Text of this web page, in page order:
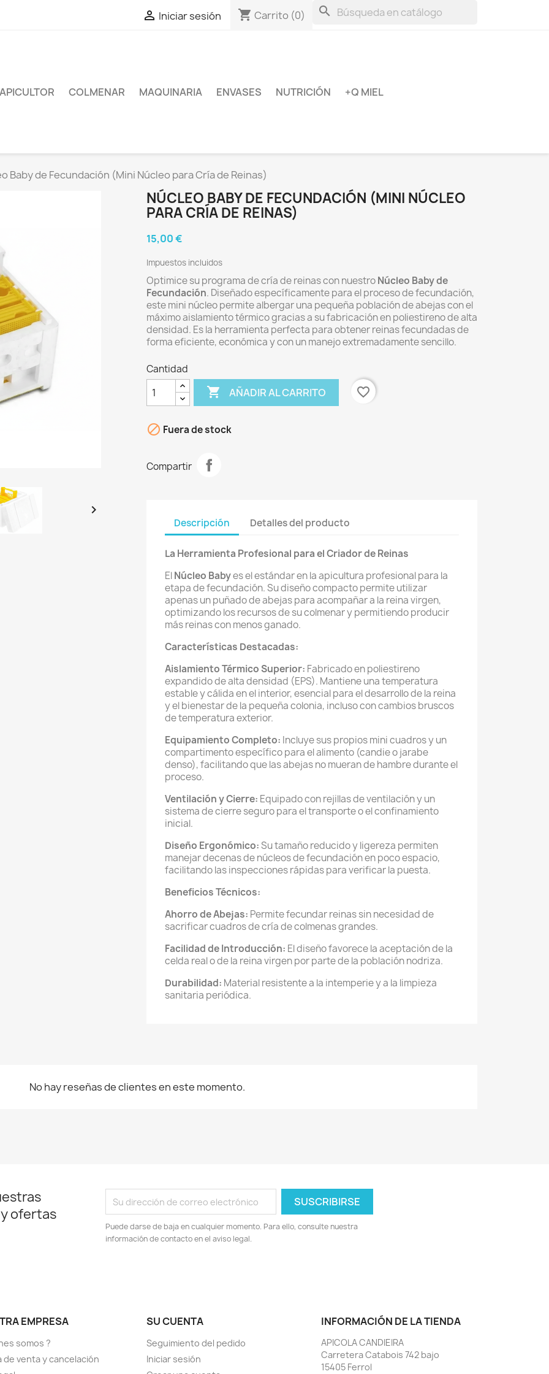
 Iniciar sesión shopping_cart Carrito (0) search
APICULTOR COLMENAR MAQUINARIA ENVASES NUTRICIÓN +Q MIEL
Baby de Fecundación (Mini Núcleo para Cría de Reinas)

NÚCLEO BABY DE FECUNDACIÓN (MINI NÚCLEO
PARA CRÍA DE REINAS)
15,00 €
Impuestos incluidos
Optimice su programa de cría de reinas con nuestroNúcleo Baby de
Fecundación. Diseñado específicamente para el proceso de fecundación,
este mini núcleo permite albergar una pequeña población de abejas con el
máximo aislamiento térmico gracias a su fabricación en poliestireno de alta
densidad. Es la herramienta perfecta para obtener reinas fecundadas de
forma eficiente, económica y con un manejo extremadamente sencillo.
Cantidad
 AÑADIR AL CARRITO favorite_border
 Fuera de stock
Compartir
Descripción Detalles del producto
La Herramienta Profesional para el Criador de Reinas
ElNúcleo Babyes el estándar en la apicultura profesional para la
etapa de fecundación. Su diseño compacto permite utilizar
apenas un puñado de abejas para acompañar a la reina virgen,
optimizando los recursos de su colmenar y permitiendo producir
más reinas con menos ganado.
Características Destacadas:
Aislamiento Térmico Superior: Fabricado en poliestireno
expandido de alta densidad (EPS). Mantiene una temperatura
estable y cálida en el interior, esencial para el desarrollo de la reina
y el bienestar de la pequeña colonia, incluso con cambios bruscos
de temperatura exterior.
Equipamiento Completo: Incluye sus propios mini cuadros y un
compartimento específico para el alimento (candie o jarabe
denso), facilitando que las abejas no mueran de hambre durante el
proceso.
Ventilación y Cierre: Equipado con rejillas de ventilación y un
sistema de cierre seguro para el transporte o el confinamiento
inicial.
Diseño Ergonómico:Su tamaño reducido y ligereza permiten
manejar decenas de núcleos de fecundación en poco espacio,
facilitando las inspecciones rápidas para verificar la puesta.
Beneficios Técnicos:
Ahorro de Abejas: Permite fecundar reinas sin necesidad de
sacrificar cuadros de cría de colmenas grandes.
Facilidad de Introducción: El diseño favorece la aceptación de la
celda real o de la reina virgen por parte de la población nodriza.
Durabilidad: Material resistente a la intemperie y a la limpieza
sanitaria periódica.
No hay reseñas de clientes en este momento.
ofertas
Puede darse de baja en cualquier momento. Para ello, consulte nuestra
información de contacto en el aviso legal.
EMPRESA
somos ?
de venta y cancelación
SU CUENTA
Seguimiento del pedido
Iniciar sesión
INFORMACIÓN DE LA TIENDA
APICOLA CANDIEIRA
Carretera Catabois 742 bajo
15405 Ferrol